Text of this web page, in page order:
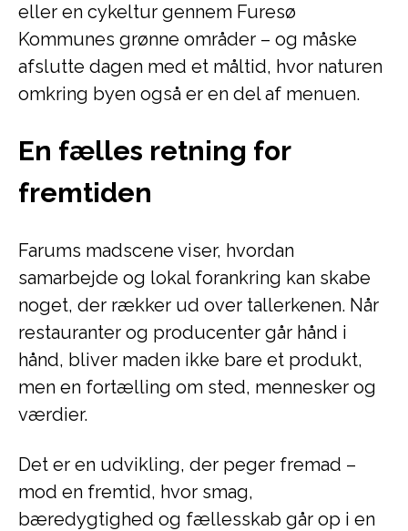
eller en cykeltur gennem Furesø
Kommunes grønne områder – og måske
afslutte dagen med et måltid, hvor naturen
omkring byen også er en del af menuen.
En fælles retning for
fremtiden
Farums madscene viser, hvordan
samarbejde og lokal forankring kan skabe
noget, der rækker ud over tallerkenen. Når
restauranter og producenter går hånd i
hånd, bliver maden ikke bare et produkt,
men en fortælling om sted, mennesker og
værdier.
Det er en udvikling, der peger fremad –
mod en fremtid, hvor smag,
bæredygtighed og fællesskab går op i en